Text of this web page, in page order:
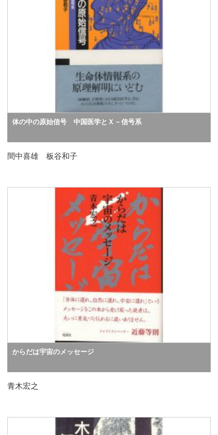
体の中の原始信号 中国医学とＸ－信号系
間中喜雄 板谷和子
からだは宇宙のメッセージ
青木宏之